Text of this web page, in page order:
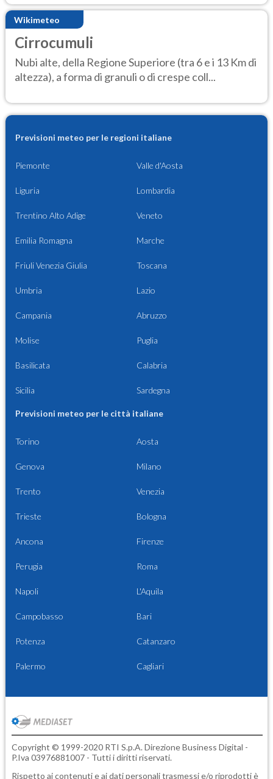
Wikimeteo
Cirrocumuli
Nubi alte, della Regione Superiore (tra 6 e i 13 Km di
altezza), a forma di granuli o di crespe coll...
Previsioni meteo per le regioni italiane
Piemonte Valle d'Aosta
Liguria Lombardia
Trentino Alto Adige Veneto
Emilia Romagna Marche
Friuli Venezia Giulia Toscana
Umbria Lazio
Campania Abruzzo
Molise Puglia
Basilicata Calabria
Sicilia Sardegna
Previsioni meteo per le città italiane
Torino Aosta
Genova Milano
Trento Venezia
Trieste Bologna
Ancona Firenze
Perugia Roma
Napoli L'Aquila
Campobasso Bari
Potenza Catanzaro
Palermo Cagliari
Copyright © 1999-2020 RTI S.p.A. Direzione Business Digital -
P.Iva 03976881007 - Tutti i diritti riservati.
Rispetto ai contenuti e ai dati personali trasmessi e/o riprodotti è